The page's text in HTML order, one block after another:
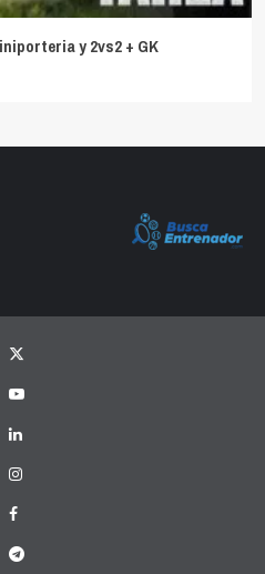
y 2vs2 + GK
Twitter
YouTube
LinkedIn
Instagram
Facebook
Telegram